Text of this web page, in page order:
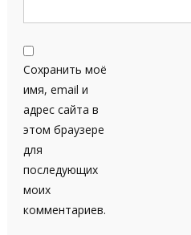
Сохранить моё
имя, email и
адрес сайта в
этом браузере
для
последующих
моих
комментариев.